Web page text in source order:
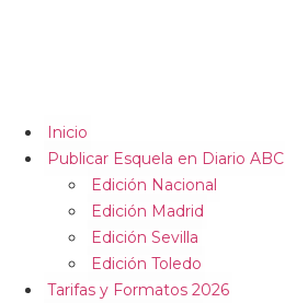
Inicio
Publicar Esquela en Diario ABC
Edición Nacional
Edición Madrid
Edición Sevilla
Edición Toledo
Tarifas y Formatos 2026